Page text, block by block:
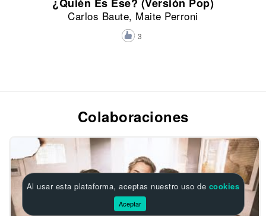
Carlos Baute, Maite Perroni
3
Colaboraciones
Al usar esta plataforma, aceptas nuestro uso de cookies
Aceptar